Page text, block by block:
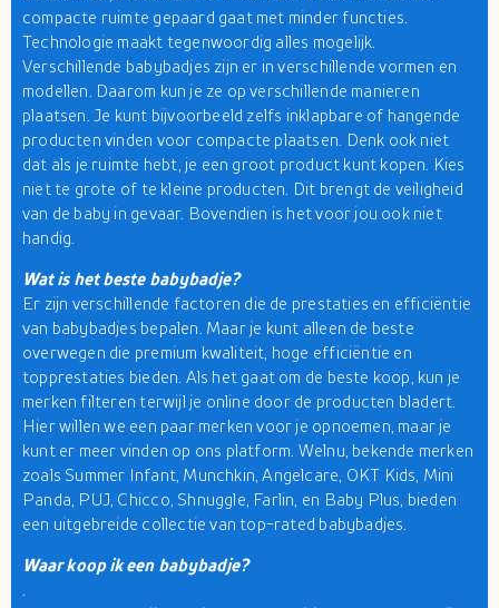
compacte ruimte gepaard gaat met minder functies.
Technologie maakt tegenwoordig alles mogelijk.
Verschillende babybadjes zijn er in verschillende vormen en
modellen. Daarom kun je ze op verschillende manieren
plaatsen. Je kunt bijvoorbeeld zelfs inklapbare of hangende
producten vinden voor compacte plaatsen. Denk ook niet
dat als je ruimte hebt, je een groot product kunt kopen. Kies
niet te grote of te kleine producten. Dit brengt de veiligheid
van de baby in gevaar. Bovendien is het voor jou ook niet
handig.
Wat is het beste babybadje?
Er zijn verschillende factoren die de prestaties en efficiëntie
van babybadjes bepalen. Maar je kunt alleen de beste
overwegen die premium kwaliteit, hoge efficiëntie en
topprestaties bieden. Als het gaat om de beste koop, kun je
merken filteren terwijl je online door de producten bladert.
Hier willen we een paar merken voor je opnoemen, maar je
kunt er meer vinden op ons platform. Welnu, bekende merken
zoals Summer Infant, Munchkin, Angelcare, OKT Kids, Mini
Panda, PUJ, Chicco, Shnuggle, Farlin, en Baby Plus, bieden
een uitgebreide collectie van top-rated babybadjes.
Waar koop ik een babybadje?